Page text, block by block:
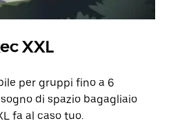
XXL
per gruppi fino a 6
di spazio bagagliaio
fa al caso tuo.